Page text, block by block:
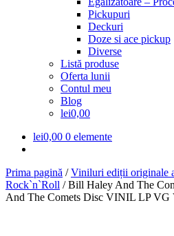
Pickupuri
Deckuri
Doze si ace pickup
Diverse
Listă produse
Oferta lunii
Contul meu
Blog
lei0,00
lei0,00 0 elemente
Prima pagină /Viniluri ediții originale
Rock`n`Roll /Bill Haley And The
And The Comets Disc VINIL LP VG